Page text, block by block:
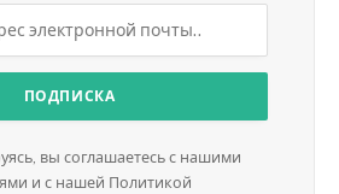
вы соглашаетесь с нашими
и с нашей Политикой